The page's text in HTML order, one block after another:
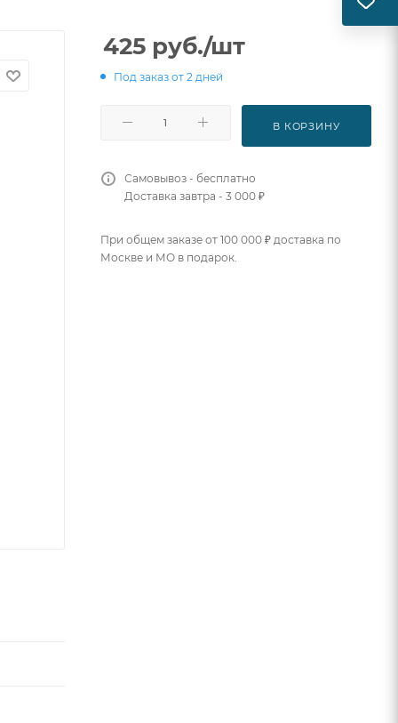
425 руб./шт
Под заказ от 2 дней
В КОРЗИНУ
Самовывоз - бесплатно
Доставка завтра - 3 000 ₽
При общем заказе от 100 000 ₽ доставка по
Москве и МО в подарок.